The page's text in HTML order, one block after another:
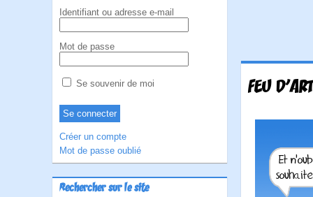
Identifiant ou adresse e-mail
Mot de passe
Se souvenir de moi
Créer un compte
Mot de passe oublié
Rechercher sur le site
FEU